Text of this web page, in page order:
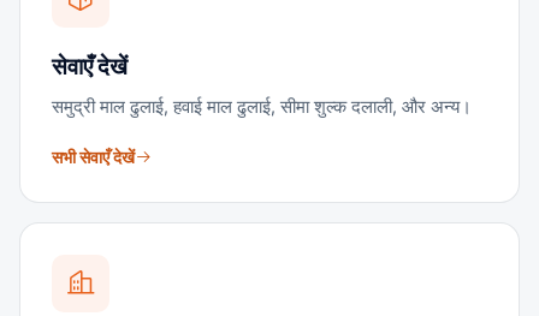
सेवाएँ देखें
समुद्री माल ढुलाई, हवाई माल ढुलाई, सीमा शुल्क दलाली, और अन्य।
सभी सेवाएँ देखें